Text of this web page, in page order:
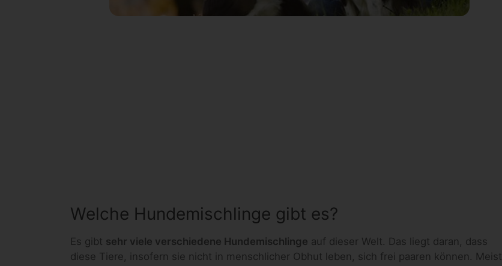
Welche Hundemischlinge gibt es?
Es gibt sehr viele verschiedene Hundemischlinge auf dieser Welt. Das liegt daran, dass
diese Tiere, insofern sie nicht in menschlicher Obhut leben, sich frei paaren können. Meist